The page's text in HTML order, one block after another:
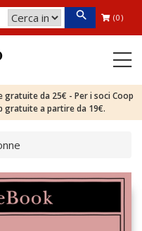
(0)
gratuite da 25€ - Per i soci Coop
gratuite a partire da 19€.